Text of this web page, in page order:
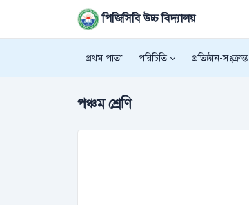
পিজিসিবি উচ্চ বিদ্যালয়
প্রথম পাতা পরিচিতি প্রতিষ্ঠান-সংক্রান্ত
পঞ্চম শ্রেণি